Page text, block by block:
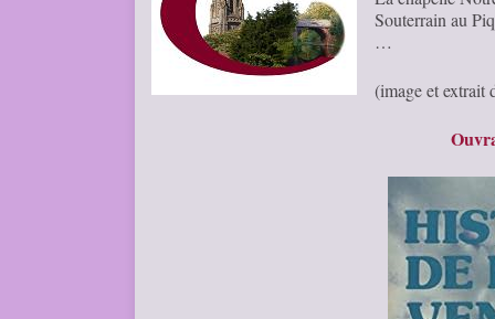
Souterrain au
…
(image et